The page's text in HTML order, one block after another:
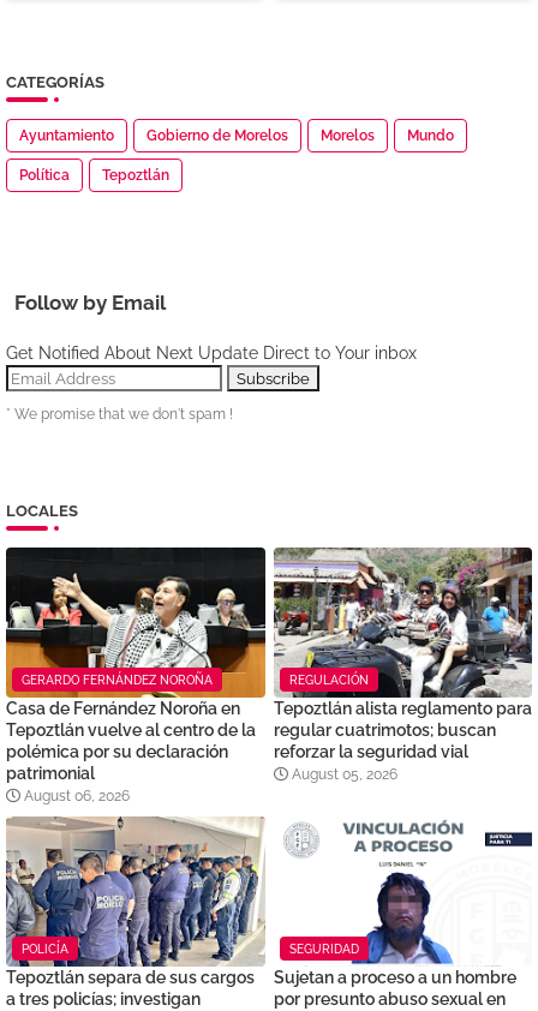
CATEGORÍAS
Ayuntamiento Gobierno de Morelos Morelos Mundo
Política Tepoztlán
Follow by Email
Get Notified About Next Update Direct to Your inbox
* We promise that we don't spam !
LOCALES
GERARDO FERNÁNDEZ NOROÑA
Casa de Fernández Noroña en
Tepoztlán vuelve al centro de la
polémica por su declaración
patrimonial
August 06, 2026
REGULACIÓN
Tepoztlán alista reglamento para
regular cuatrimotos; buscan
reforzar la seguridad vial
August 05, 2026
POLICÍA
Tepoztlán separa de sus cargos
a tres policías; investigan
SEGURIDAD
Sujetan a proceso a un hombre
por presunto abuso sexual en